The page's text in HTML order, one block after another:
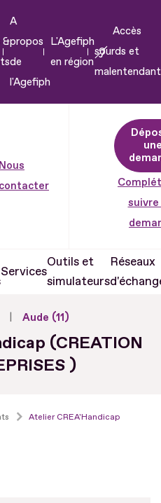
&
A
propos
de
l'Agefiph
L'Agefiph
en région
Accès
sourds et
Nous
contacter
suivre
Services
Outils et
simulateurs
Réseaux
Aude (11)
(CREATION
)
Atelier CREA'Handicap